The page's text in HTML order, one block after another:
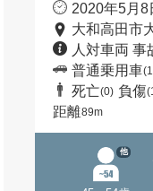
2020年5月8
大和高田市
人対車両 事
普通乗用車
死亡(0) 負傷
距離89m
他